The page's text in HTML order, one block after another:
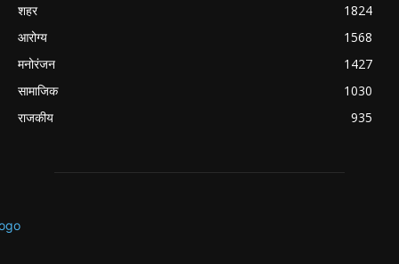
शहर
1824
आरोग्य
1568
मनोरंजन
1427
सामाजिक
1030
राजकीय
935